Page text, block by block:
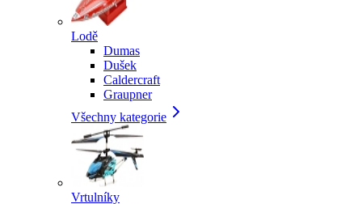
Lodě
Dumas
Dušek
Caldercraft
Graupner
Všechny kategorie
Vrtulníky